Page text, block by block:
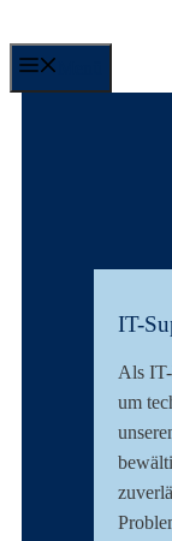
IT-
Als IT-
um